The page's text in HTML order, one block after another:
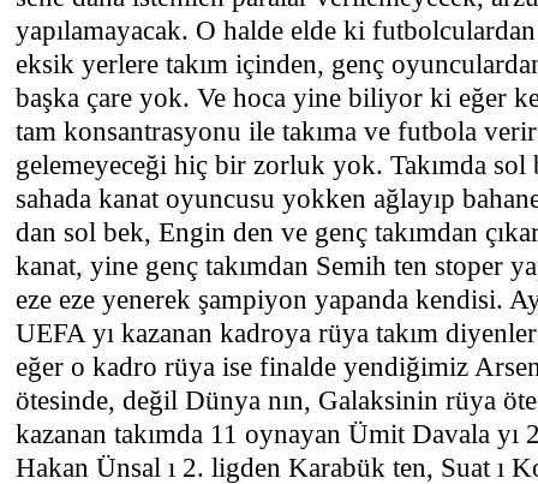
yapılamayacak. O halde elde ki
eksik yerlere takım içinden, genç
başka çare yok. Ve hoca yine biliyor ki eğer
tam konsantrasyonu ile takıma ve futbola
gelemeyeceği hiç bir zorluk yok. Takımda sol
sahada kanat oyuncusu yokken ağlayıp
dan sol bek, Engin den ve genç takımdan
kanat, yine genç takımdan Semih ten stoper
eze eze yenerek şampiyon yapanda kendisi.
UEFA yı kazanan kadroya rüya takım
eğer o kadro rüya ise finalde yendiğimiz
ötesinde, değil Dünya nın, Galaksinin rüya
kazanan takımda 11 oynayan Ümit Davala yı
Hakan Ünsal ı 2. ligden Karabük ten, Suat ı